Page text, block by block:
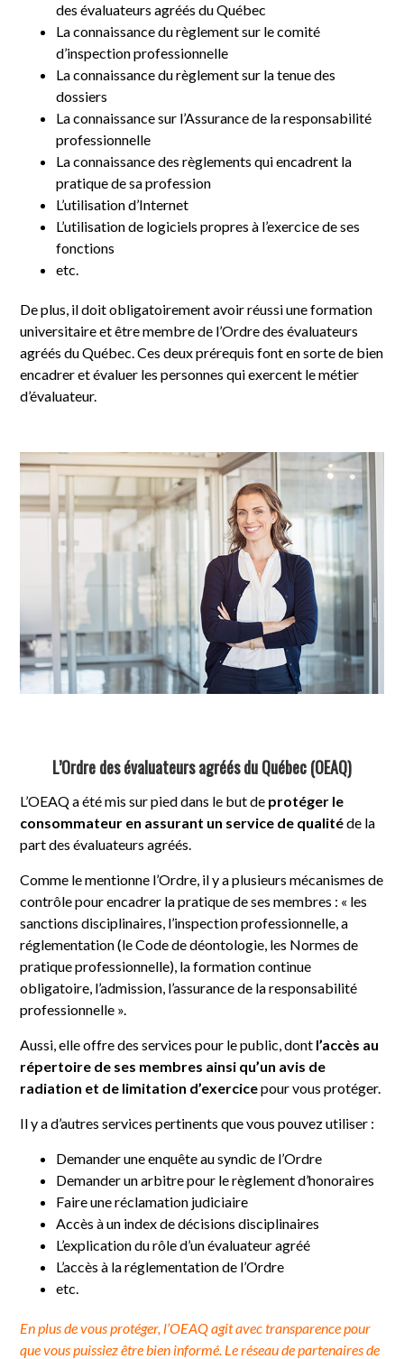
des évaluateurs agréés du Québec
La connaissance du règlement sur le comité
d’inspection professionnelle
La connaissance du règlement sur la tenue des
dossiers
La connaissance sur l’Assurance de la responsabilité
professionnelle
La connaissance des règlements qui encadrent la
pratique de sa profession
L’utilisation d’Internet
L’utilisation de logiciels propres à l’exercice de ses
fonctions
etc.
De plus, il doit obligatoirement avoir réussi une formation
universitaire et être membre de l’Ordre des évaluateurs
agréés du Québec. Ces deux prérequis font en sorte de bien
encadrer et évaluer les personnes qui exercent le métier
d’évaluateur.
L’Ordre des évaluateurs agréés du Québec (OEAQ)
L’OEAQ a été mis sur pied dans le but de protéger le
consommateur en assurant un service de qualitéde la
part des évaluateurs agréés.
Comme le mentionne l’Ordre, il y a plusieurs mécanismes de
contrôle pour encadrer la pratique de ses membres : « les
sanctions disciplinaires, l’inspection professionnelle, a
réglementation (le Code de déontologie, les Normes de
pratique professionnelle), la formation continue
obligatoire, l’admission, l’assurance de la responsabilité
professionnelle ».
Aussi, elle offre des services pour le public, dont l’accès au
répertoire de ses membres ainsi qu’un avis de
radiation et de limitation d’exercicepour vous protéger.
Il y a d’autres services pertinents que vous pouvez utiliser :
Demander une enquête au syndic de l’Ordre
Demander un arbitre pour le règlement d’honoraires
Faire une réclamation judiciaire
Accès à un index de décisions disciplinaires
L’explication du rôle d’un évaluateur agréé
L’accès à la réglementation de l’Ordre
etc.
En plus de vous protéger, l’OEAQ agit avec transparence pour
que vous puissiez être bien informé. Le réseau de partenaires de